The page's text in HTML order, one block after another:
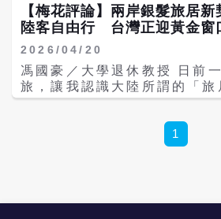
【梅花評論】兩岸銀髮旅居
陸客自由行 台灣正迎黃金窗
2026/04/20
馮國豪／大學退休教授 日前一場意外大陸之
旅，讓我認識大陸所謂的「旅
時也看到「鄭習會」後，中
常化、推動上海市及福建省居
點，為台灣觀光旅遊業帶來商機。 4月
1